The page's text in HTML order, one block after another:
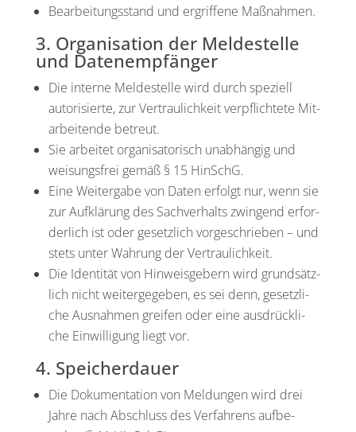
Bear­bei­tungs­stand und ergrif­fe­ne Maß­nah­men.
3. Organisation der Meldestelle
und Datenempfänger
Die inter­ne Mel­de­stel­le wird durch spe­zi­ell
auto­ri­sier­te, zur Ver­trau­lich­keit ver­pflich­te­te Mit­
ar­bei­ten­de betreut.
Sie arbei­tet orga­ni­sa­to­risch unab­hän­gig und
wei­sungs­frei gemäß § 15 HinSchG.
Eine Wei­ter­ga­be von Daten erfolgt nur, wenn sie
zur Auf­klä­rung des Sach­ver­halts zwin­gend erfor­
der­lich ist oder gesetz­lich vor­ge­schrie­ben – und
stets unter Wah­rung der Ver­trau­lich­keit.
Die Iden­ti­tät von Hin­weis­ge­bern wird grund­sätz­
lich nicht wei­ter­ge­ge­ben, es sei denn, gesetz­li­
che Aus­nah­men grei­fen oder eine aus­drück­li­
che Ein­wil­li­gung liegt vor.
4. Speicherdauer
Die Doku­men­ta­ti­on von Mel­dun­gen wird drei
Jah­re nach Abschluss des Ver­fah­rens auf­be­